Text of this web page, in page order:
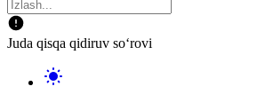
Juda qisqa qidiruv so‘rovi